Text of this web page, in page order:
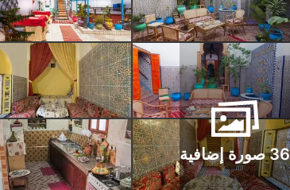
36 صورة إضافية